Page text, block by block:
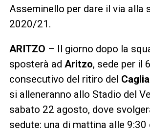
Asseminello per dare il via alla
2020/21.
ARITZO – Il giorno dopo la
sposterà ad Aritzo, sede per il
consecutivo del ritiro del
si alleneranno allo Stadio del
sabato 22 agosto, dove
sedute: una di mattina alle 9:30